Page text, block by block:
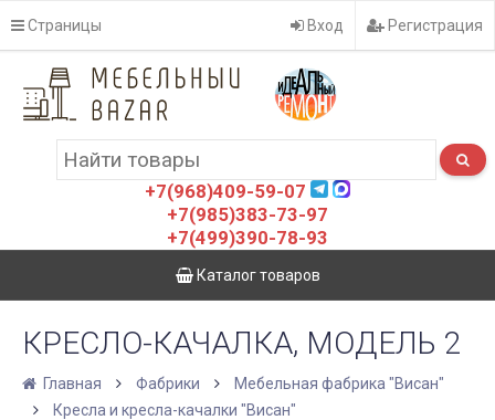
Страницы Вход Регистрация
+7(968)409-59-07
+7(985)383-73-97
+7(499)390-78-93
Каталог товаров
КРЕСЛО-КАЧАЛКА, МОДЕЛЬ 2
Главная Фабрики
Мебельная фабрика "Висан"
Кресла и кресла-качалки "Висан"